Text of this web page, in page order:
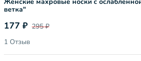
ветка"
177 ₽ 295 ₽
1 Отзыв